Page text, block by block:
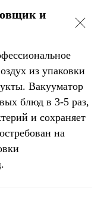
и
из упаковки
Вакууматор
блюд в 3-5 раз,
и сохраняет
на